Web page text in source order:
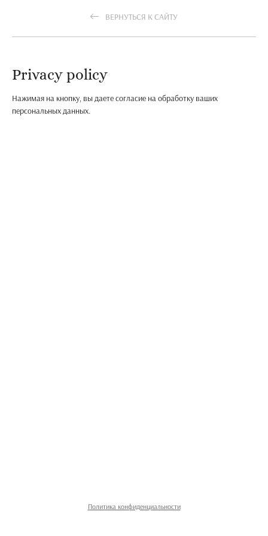
ВЕРНУТЬСЯ К САЙТУ
Privacy policy
Нажимая на кнопку, вы даете согласие на обработку ваших
персональных данных.
Политика конфиденциальности